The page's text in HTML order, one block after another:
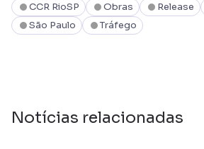
CCR RioSP Obras Release
São Paulo
Tráfego
Notícias relacionadas